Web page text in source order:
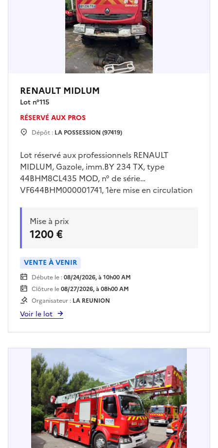
RENAULT MIDLUM
Lot n°115
RÉSERVÉ AUX PROS
Dépôt : LA POSSESSION (97419)
Lot réservé aux professionnels RENAULT
MIDLUM, Gazole, imm.BY 234 TX, type
44BHM8CL435 MOD, n° de série
VF644BHM000001741, 1ère mise en circulation
certificat d'immatriculationVéhicule vendu en
l'état. Voir conditions de visite auprès du lieu
de dépôt.Enlèvement sur plateau
obligatoire.Pour retirer le véhicule, le bon
d'enlèvement imprimé sera requis.
Mise à prix
1200 €
VENTE À VENIR
Débute le :08/24/2026, à 10h00 AM
Clôture le08/27/2026, à 08h00 AM
Organisateur : LA REUNION
Voir le lot